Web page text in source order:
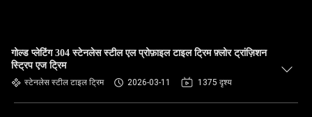
गोल्ड प्लेटिंग 304 स्टेनलेस स्टील एल प्रोफ़ाइल टाइल ट्रिम फ़्लोर ट्रांज़िशन
स्ट्रिप एज ट्रिम
स्टेनलेस स्टील टाइल ट्रिम 2026-03-11 1375 दृश्य